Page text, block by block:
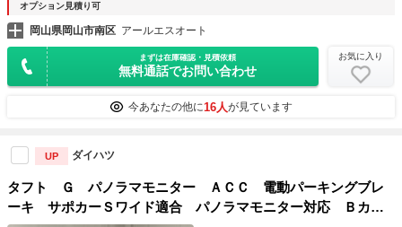
オプション見積り可
岡山県岡山市南区 アールエスオート
まずは在庫確認・見積依頼
無料通話でお問い合わせ
お気に入り
今あなたの他に16人が見ています
UP ダイハツ
タフト Ｇ パノラマモニター ＡＣＣ 電動パーキングブレ
ーキ サポカーＳワイド適合 パノラマモニター対応 Ｂカメ